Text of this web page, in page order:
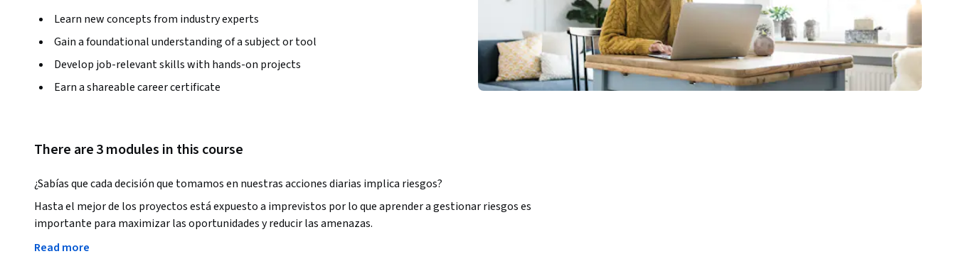
Learn new concepts from industry experts
Gain a foundational understanding of a subject or tool
Develop job-relevant skills with hands-on projects
Earn a shareable career certificate
There are 3 modules in this course
¿Sabías que cada decisión que tomamos en nuestras acciones diarias implica riesgos?
Hasta el mejor de los proyectos está expuesto a imprevistos por lo que aprender a gestionar riesgos es
importante para maximizar las oportunidades y reducir las amenazas.
Read more